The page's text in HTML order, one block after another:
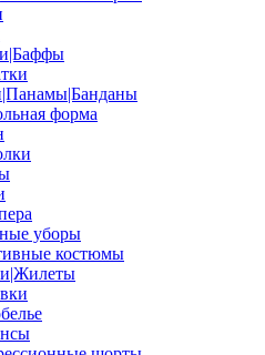
форма
уборы
костюмы